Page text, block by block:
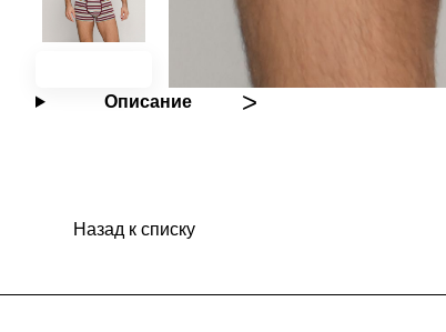
Описание
Назад к списку